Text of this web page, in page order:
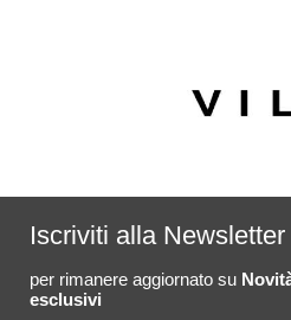
Iscriviti alla
per rimanere aggiornato su
esclusivi